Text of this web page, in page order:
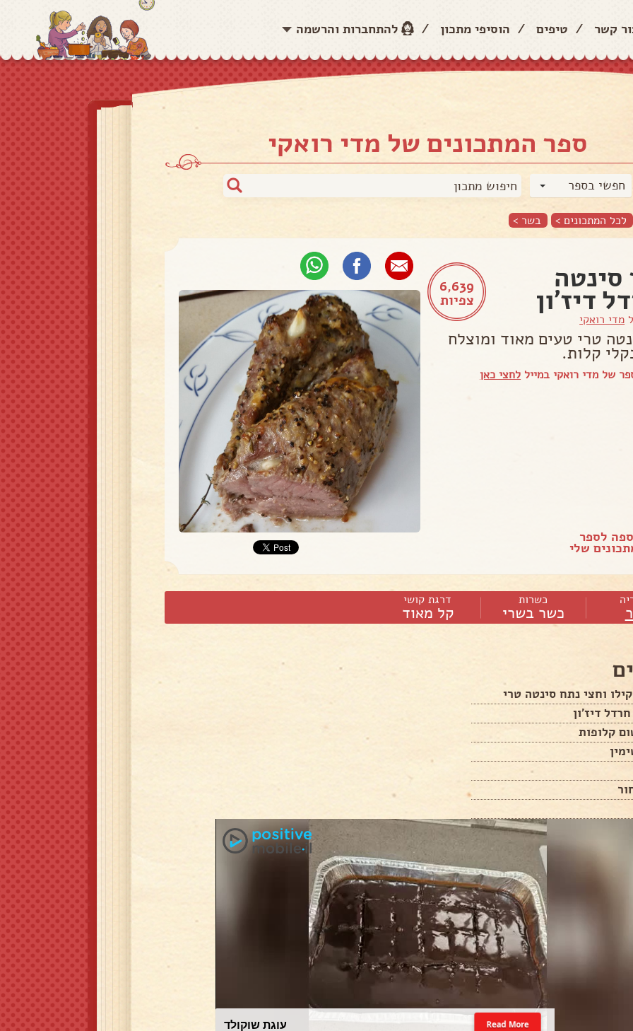
קשר / טיפים / הוסיפי מתכון / להתחברות והרשמה
ספר המתכונים של מדי רואקי
חפשי בספר
לכל המתכונים > בשר >
6,639
צפיות דיז'ון
מדי רואקי
טרי טעים מאוד ומוצלח
קלות.
של מדי רואקי במייל לחצי כאן
לספר
שלי
כשרות
כשר בשרי
דרגת קושי
קל מאוד
וחצי נתח סינטה טרי
דיז'ון
עוגת שוקולד Read More